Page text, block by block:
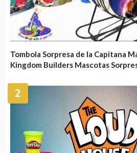
Tombola Sorpresa de la Capitana
Kingdom Builders Mascotas
2